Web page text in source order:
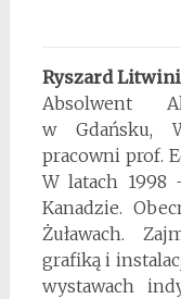
Ryszard
Absolwent
w Gdańsku,
pracowni prof.
W latach 1998
Kanadzie.
Żuławach.
grafiką i
wystawach